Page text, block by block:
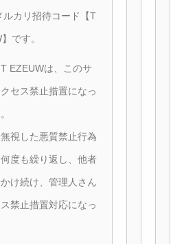
ルカリ招待コード【T
です。
EZEUWは、このサ
セス禁止措置になっ
視した悪質禁止行為
度も繰り返し、他者
け続け、管理人さん
禁止措置対応になっ